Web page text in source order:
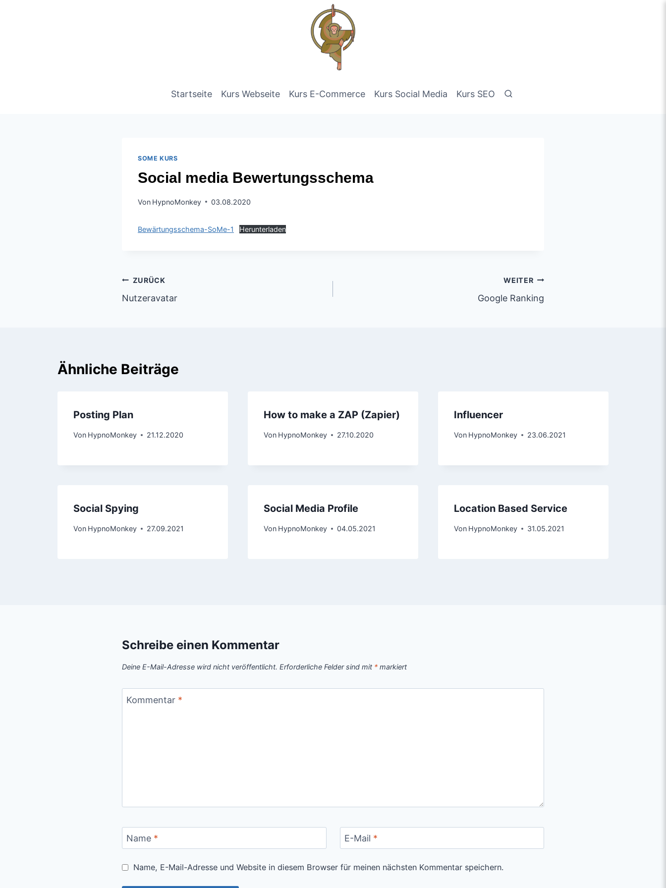
Startseite Kurs Webseite Kurs E-Commerce Kurs Social Media Kurs SEO
SOME KURS
Social media Bewertungsschema
Von HypnoMonkey 03.08.2020
Bewärtungsschema-SoMe-1 Herunterladen
ZURÜCK
Nutzeravatar
WEITER
Google Ranking
Ähnliche Beiträge
Posting Plan
Von HypnoMonkey 21.12.2020
How to make a ZAP (Zapier)
Von HypnoMonkey 27.10.2020
Influencer
Von HypnoMonkey 23.06.2021
Social Spying
Von HypnoMonkey 27.09.2021
Social Media Profile
Von HypnoMonkey 04.05.2021
Location Based Service
Von HypnoMonkey 31.05.2021
Schreibe einen Kommentar
Deine E-Mail-Adresse wird nicht veröffentlicht. Erforderliche Felder sind mit * markiert
Kommentar *
Name * E-Mail *
Name, E-Mail-Adresse und Website in diesem Browser für meinen nächsten Kommentar speichern.